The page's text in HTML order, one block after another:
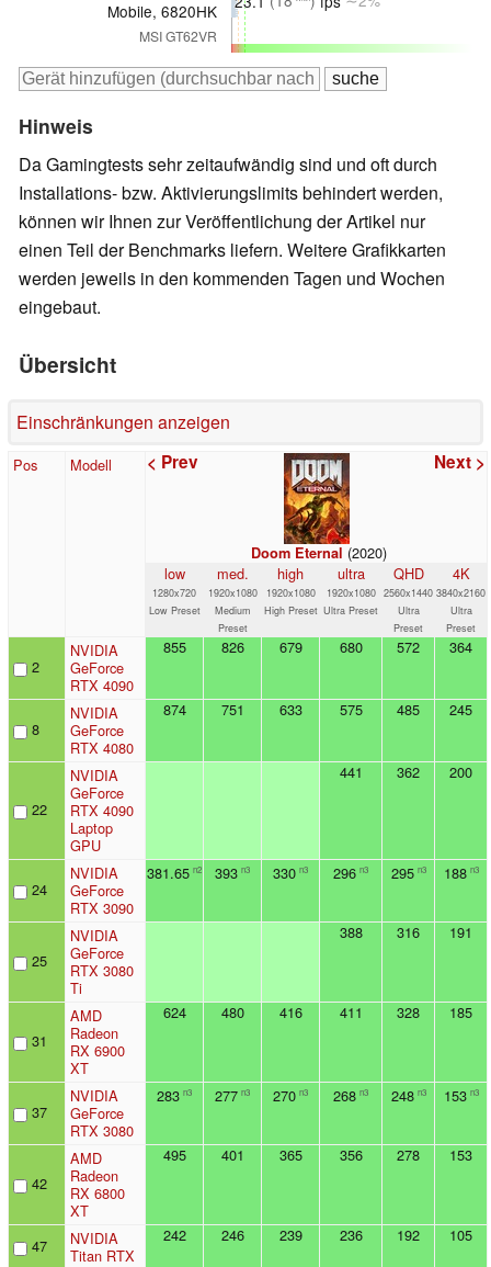
Mobile, 6820HK
MSI GT62VR
Hinweis
Da Gamingtests sehr zeitaufwändig sind und oft durch
Installations- bzw. Aktivierungslimits behindert werden,
können wir Ihnen zur Veröffentlichung der Artikel nur
einen Teil der Benchmarks liefern. Weitere Grafikkarten
werden jeweils in den kommenden Tagen und Wochen
eingebaut.
Übersicht
Einschränkungen anzeigen
Pos Modell < Prev Next >
Doom Eternal (2020)
low
1280x720
Low Preset
med.
1920x1080
Medium
Preset
high
1920x1080
High Preset
ultra
1920x1080
Ultra Preset
QHD
2560x1440
Ultra
Preset
4K
3840x2160
Ultra
Preset
2
NVIDIA
GeForce
RTX 4090
855 826 679 680 572 364
8
NVIDIA
GeForce
RTX 4080
874 751 633 575 485 245
22
NVIDIA
GeForce
RTX 4090
Laptop
GPU
441 362 200
24
NVIDIA
GeForce
RTX 3090
381.65 n2 393 n3 330 n3 296 n3 295 n3 188 n3
25
NVIDIA
GeForce
RTX 3080
Ti
388 316 191
31
AMD
Radeon
RX 6900
XT
624 480 416 411 328 185
37
NVIDIA
GeForce
RTX 3080
283 n3 277 n3 270 n3 268 n3 248 n3 153 n3
42
AMD
Radeon
RX 6800
XT
495 401 365 356 278 153
47
NVIDIA
Titan RTX
242 246 239 236 192 105